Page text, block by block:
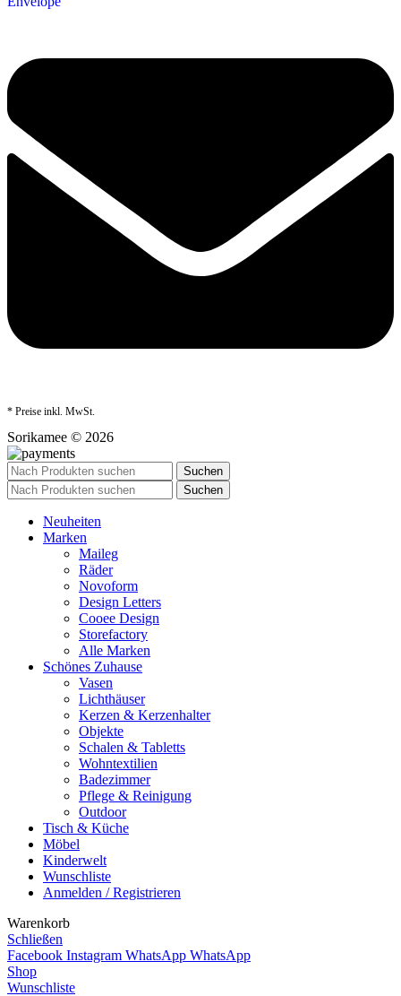
* Preise inkl. MwSt.
Sorikamee © 2026
Suchen
Suchen
Neuheiten
Marken
Maileg
Räder
Novoform
Design Letters
Cooee Design
Storefactory
Alle Marken
Schönes Zuhause
Vasen
Lichthäuser
Kerzen & Kerzenhalter
Objekte
Schalen & Tabletts
Wohntextilien
Badezimmer
Pflege & Reinigung
Outdoor
Tisch & Küche
Möbel
Kinderwelt
Wunschliste
Anmelden / Registrieren
Warenkorb
Schließen
Facebook Instagram WhatsApp WhatsApp
Shop
Wunschliste